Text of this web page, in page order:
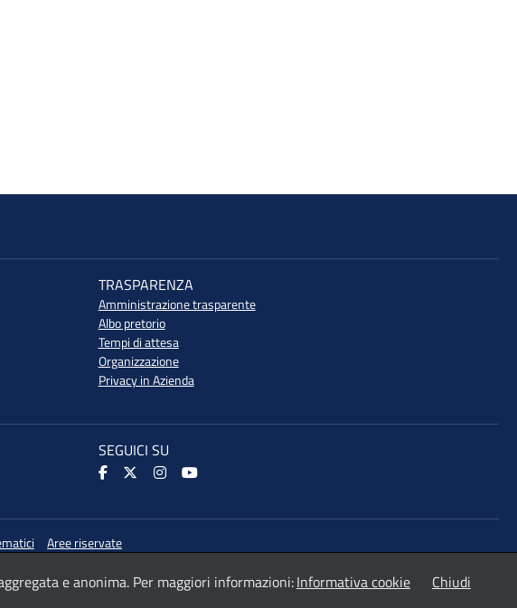
TRASPARENZA
Amministrazione trasparente
Albo pretorio
Tempi di attesa
Organizzazione
Privacy in Azienda
SEGUICI SU
Aree riservate
e anonima. Per maggiori informazioni:Informativa cookie Chiudi